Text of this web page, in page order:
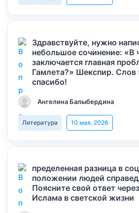
Здравствуйте, нужно
небольшое сочинение: «В
заключается главная
Гамлета?» Шекспир. Слов
спасибо!
Ангелина Балыбердина
Литература 10 мая, 2026
пределенная разница в
положении людей
Поясните свой ответ
Ислама в светской жизни